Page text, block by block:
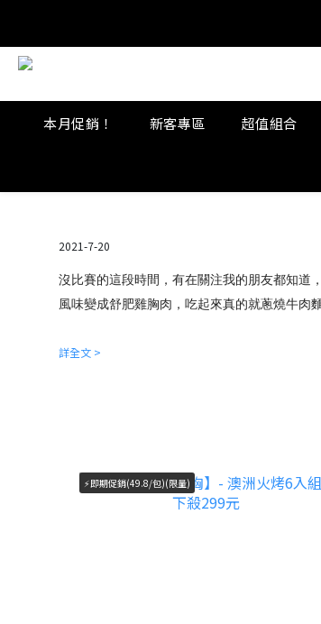
本月促銷！ 新客專區 超值組合
2021-7-20
沒比賽的這段時間，有在關注我的朋友都知道
風味變成舒肥雞胸肉，吃起來真的就蔥燒牛肉
詳全文 >
⚡即期促銷(49.8/包)(限量)